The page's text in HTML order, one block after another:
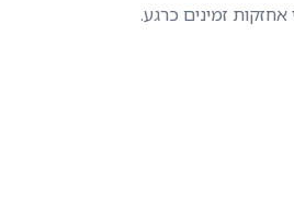
אחזקות זמינים כרגע.